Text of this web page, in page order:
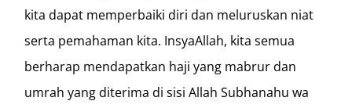
kita dapat memperbaiki diri dan meluruskan niat
serta pemahaman kita. InsyaAllah, kita semua
berharap mendapatkan haji yang mabrur dan
umrah yang diterima di sisi Allah Subhanahu wa